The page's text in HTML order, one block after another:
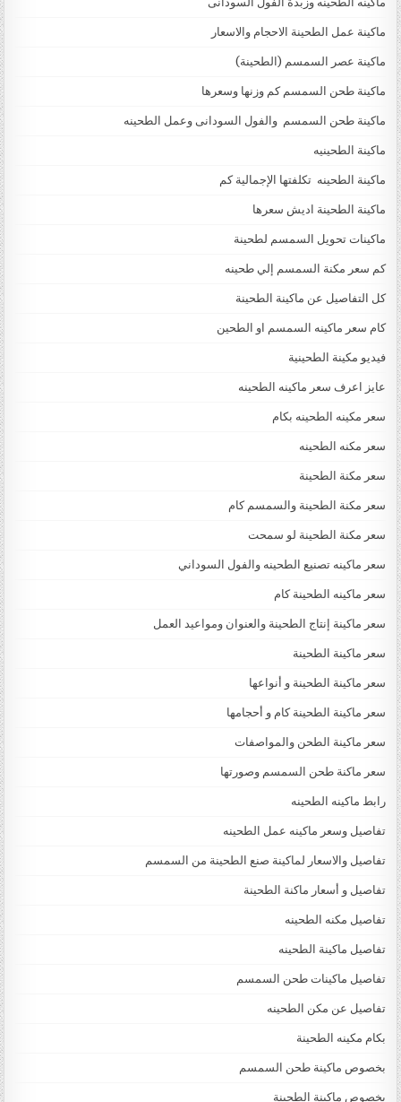
ماكينة عمل الطحينة الاحجام والاسعار
ماكينة عصر السمسم (الطحينة)
ماكينة طحن السمسم كم وزنها وسعرها
ماكينة طحن السمسم والفول السودانى وعمل الطحينه
ماكينة الطحينيه
ماكينة الطحينه تكلفتها الإجمالية كم
ماكينة الطحينة اديش سعرها
ماكينات تحويل السمسم لطحينة
كم سعر مكنة السمسم إلي طحينه
كل التفاصيل عن ماكينة الطحينة
كام سعر ماكينه السمسم او الطحين
فيديو مكينة الطحينية
عايز اعرف سعر ماكينه الطحينه
سعر مكينه الطحينه بكام
سعر مكنه الطحينه
سعر مكنة الطحينة
سعر مكنة الطحينة والسمسم كام
سعر مكنة الطحينة لو سمحت
سعر ماكينه تصنيع الطحينه والفول السوداني
سعر ماكينه الطحينة كام
سعر ماكينة إنتاج الطحينة والعنوان ومواعيد العمل
سعر ماكينة الطحينة
سعر ماكينة الطحينة و أنواعها
سعر ماكينة الطحينة كام و أحجامها
سعر ماكينة الطحن والمواصفات
سعر ماكنة طحن السمسم وصورتها
رابط ماكينه الطحينه
تفاصيل وسعر ماكينه عمل الطحينه
تفاصيل والاسعار لماكينة صنع الطحينة من السمسم
تفاصيل و أسعار ماكنة الطحينة
تفاصيل مكنه الطحينه
تفاصيل ماكينة الطحينه
تفاصيل ماكينات طحن السمسم
تفاصيل عن مكن الطحينه
بكام مكينه الطحينة
بخصوص ماكينة طحن السمسم
بخصوص ماكينة الطحينة